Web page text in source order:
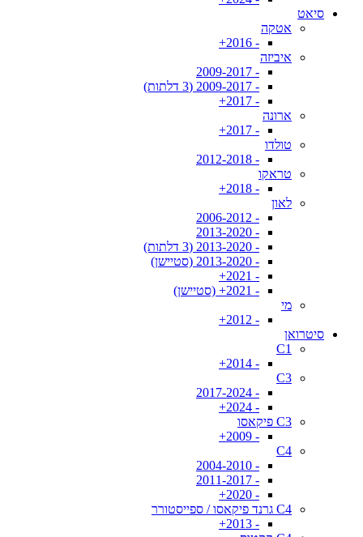
סיאט
אטקה
- 2016+
איביזה
- 2009-2017
- 2009-2017 (3 דלתות)
- 2017+
ארונה
- 2017+
טולדו
- 2012-2018
טראקו
- 2018+
לאון
- 2006-2012
- 2013-2020
- 2013-2020 (3 דלתות)
- 2013-2020 (סטיישן)
- 2021+
- 2021+ (סטיישן)
מי
- 2012+
סיטרואן
C1
- 2014+
C3
- 2017-2024
- 2024+
C3 פיקאסו
- 2009+
C4
- 2004-2010
- 2011-2017
- 2020+
C4 גרנד פיקאסו / ספייסטורר
- 2013+